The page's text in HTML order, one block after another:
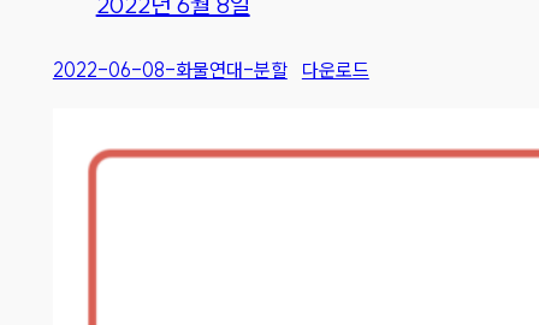
2022-06-08-화물연대-분할 다운로드